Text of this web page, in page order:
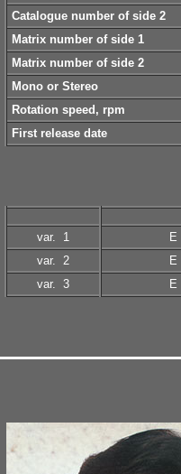
Catalogue number of side 2
Matrix number of side 1
Matrix number of side 2
Mono or Stereo
Rotation speed, rpm
First release date
var. 1
E
var. 2
E
var. 3
E